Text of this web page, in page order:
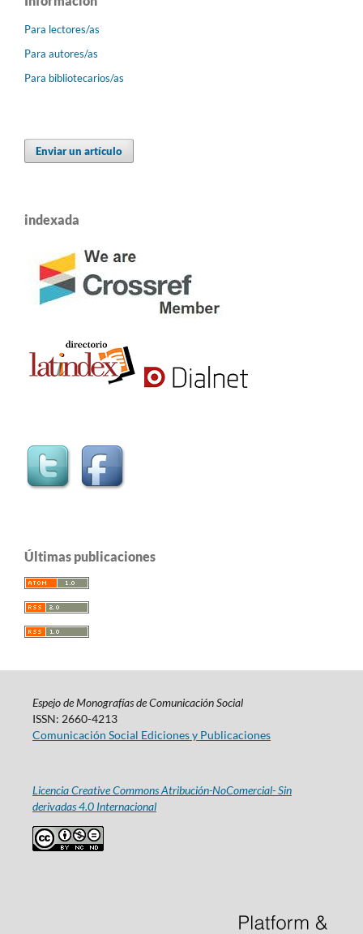
Para lectores/as
Para autores/as
Para bibliotecarios/as
Enviar un artículo
indexada
Últimas publicaciones
Espejo de Monografías de Comunicación Social
ISSN: 2660-4213
Comunicación Social Ediciones y Publicaciones
Licencia Creative Commons Atribución-NoComercial- Sin
derivadas 4.0 Internacional